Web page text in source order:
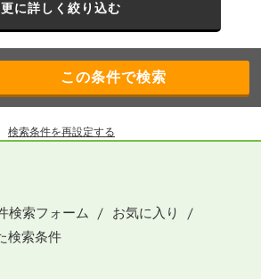
更に詳しく絞り込む
検索条件を再設定する
検索フォーム
お気に入り
検索条件